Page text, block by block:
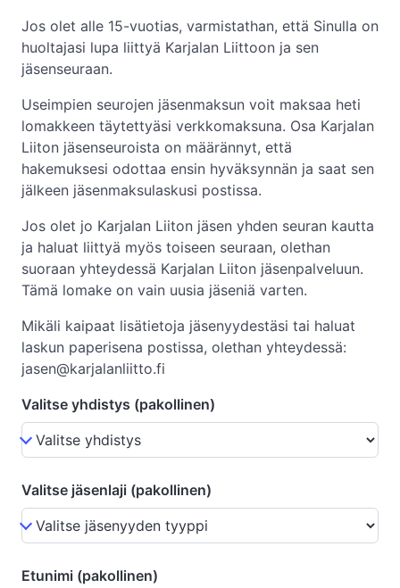
Jos olet alle 15-vuotias, varmistathan, että Sinulla on
huoltajasi lupa liittyä Karjalan Liittoon ja sen
jäsenseuraan.
Useimpien seurojen jäsenmaksun voit maksaa heti
lomakkeen täytettyäsi verkkomaksuna. Osa Karjalan
Liiton jäsenseuroista on määrännyt, että
hakemuksesi odottaa ensin hyväksynnän ja saat sen
jälkeen jäsenmaksulaskusi postissa.
Jos olet jo Karjalan Liiton jäsen yhden seuran kautta
ja haluat liittyä myös toiseen seuraan, olethan
suoraan yhteydessä Karjalan Liiton jäsenpalveluun.
Tämä lomake on vain uusia jäseniä varten.
Mikäli kaipaat lisätietoja jäsenyydestäsi tai haluat
laskun paperisena postissa, olethan yhteydessä:
jasen@karjalanliitto.fi
Valitse yhdistys (pakollinen)
Valitse jäsenlaji (pakollinen)
Etunimi (pakollinen)